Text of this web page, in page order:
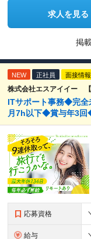
求人を見る
掲
NEW 正社員 面接情
株式会社エスアイイー 【
ITサポート事務◆完
月7h以下◆賞与年3
応募資格
給与